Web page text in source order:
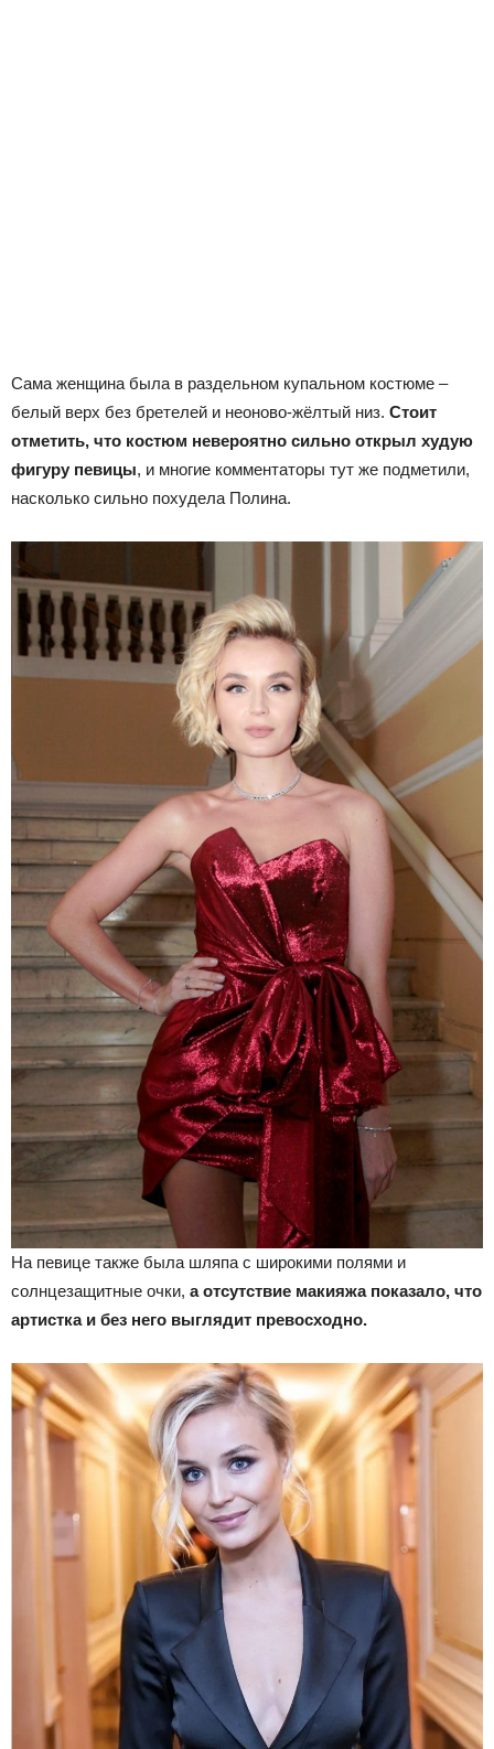
Сама женщина была в раздельном купальном костюме –
белый верх без бретелей и неоново-жёлтый низ. Стоит
отметить, что костюм невероятно сильно открыл худую
фигуру певицы, и многие комментаторы тут же подметили,
насколько сильно похудела Полина.
На певице также была шляпа с широкими полями и
солнцезащитные очки, а отсутствие макияжа показало, что
артистка и без него выглядит превосходно.